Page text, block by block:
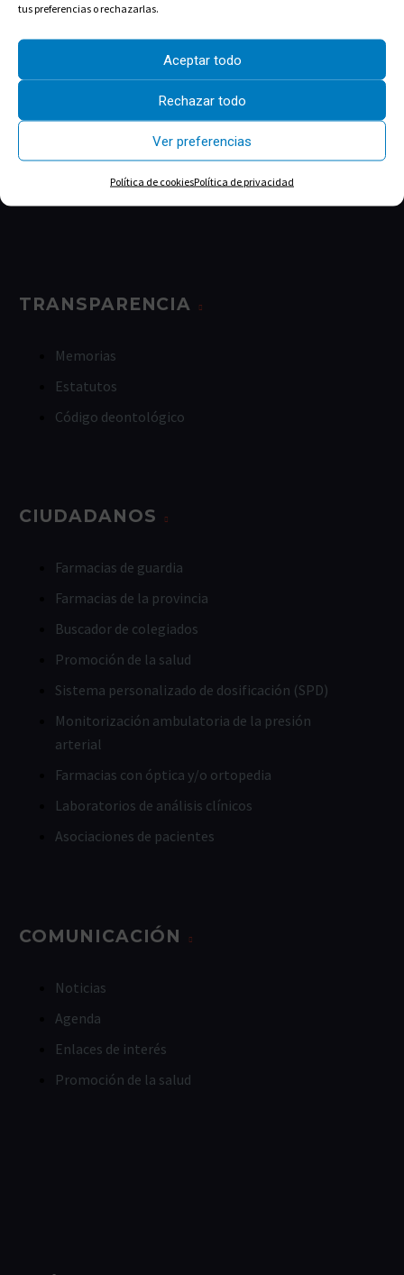
tus preferencias o rechazarlas.
Aceptar todo
Rechazar todo
Ver preferencias
Política de cookiesPolítica de privacidad
Estructura del Colegio
TRANSPARENCIA
Memorias
Estatutos
Código deontológico
CIUDADANOS
Farmacias de guardia
Farmacias de la provincia
Buscador de colegiados
Promoción de la salud
Sistema personalizado de dosificación (SPD)
Monitorización ambulatoria de la presión
arterial
Farmacias con óptica y/o ortopedia
Laboratorios de análisis clínicos
Asociaciones de pacientes
COMUNICACIÓN
Noticias
Agenda
Enlaces de interés
Promoción de la salud